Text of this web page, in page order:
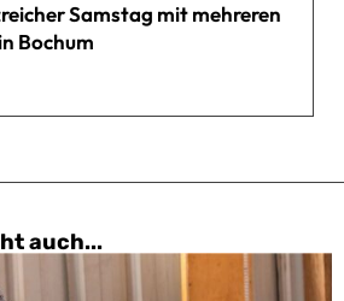
Samstag mit mehreren
Bochum
auch...